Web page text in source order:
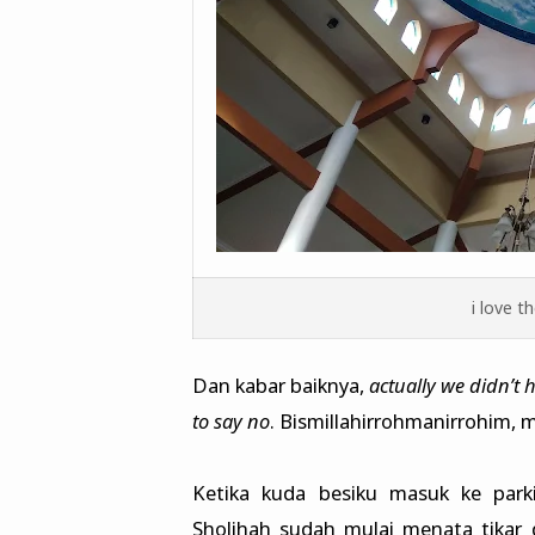
i love
Dan kabar baiknya, actually we didn’t
to say no. Bismillahirrohmanirrohim,
Ketika kuda besiku masuk ke
Sholihah sudah mulai menata tikar